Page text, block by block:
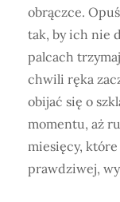
obrączce.
tak, by ich nie
palcach
chwili ręka
obijać się o
momentu, aż
miesięcy,
prawdziwej,